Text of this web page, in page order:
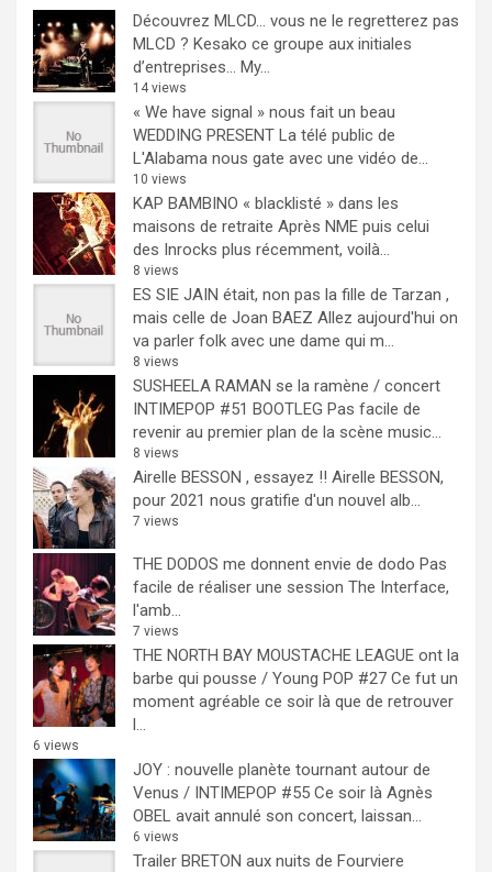
Découvrez MLCD… vous ne le regretterez pas
MLCD ? Kesako ce groupe aux initiales
d’entreprises… My...
14 views
« We have signal » nous fait un beau
WEDDING PRESENT La télé public de
L'Alabama nous gate avec une vidéo de...
10 views
KAP BAMBINO « blacklisté » dans les
maisons de retraite Après NME puis celui
des Inrocks plus récemment, voilà...
8 views
ES SIE JAIN était, non pas la fille de Tarzan ,
mais celle de Joan BAEZ Allez aujourd'hui on
va parler folk avec une dame qui m...
8 views
SUSHEELA RAMAN se la ramène / concert
INTIMEPOP #51 BOOTLEG Pas facile de
revenir au premier plan de la scène music...
8 views
Airelle BESSON , essayez !! Airelle BESSON,
pour 2021 nous gratifie d'un nouvel alb...
7 views
THE DODOS me donnent envie de dodo Pas
facile de réaliser une session The Interface,
l'amb...
7 views
THE NORTH BAY MOUSTACHE LEAGUE ont la
barbe qui pousse / Young POP #27 Ce fut un
moment agréable ce soir là que de retrouver
l...
6 views
JOY : nouvelle planète tournant autour de
Venus / INTIMEPOP #55 Ce soir là Agnès
OBEL avait annulé son concert, laissan...
6 views
Trailer BRETON aux nuits de Fourviere